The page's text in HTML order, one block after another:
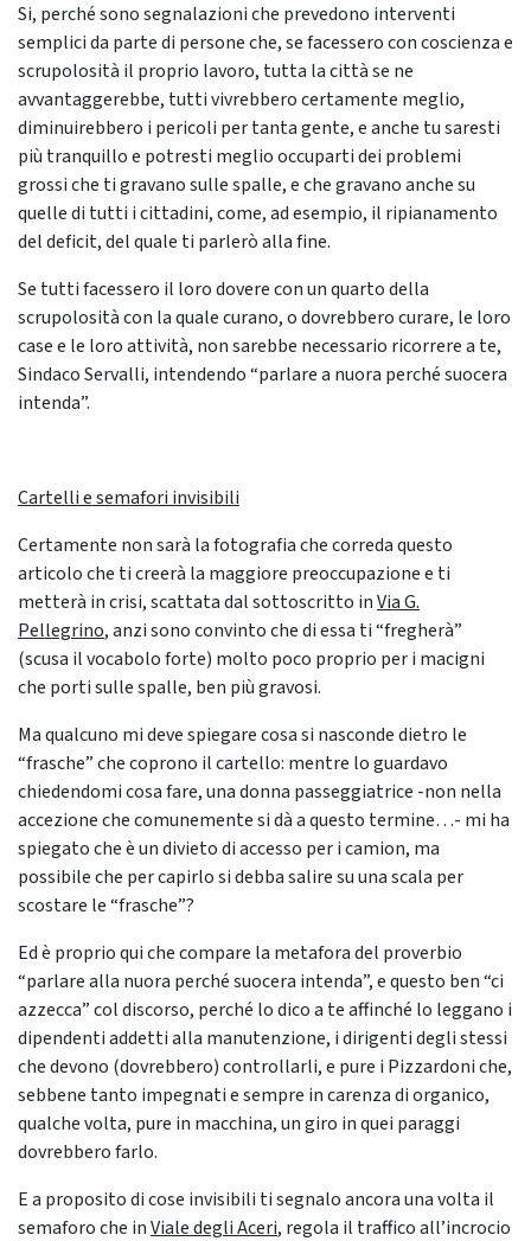
Si, perché sono segnalazioni che prevedono interventi
semplici da parte di persone che, se facessero con coscienza e
scrupolosità il proprio lavoro, tutta la città se ne
avvantaggerebbe, tutti vivrebbero certamente meglio,
diminuirebbero i pericoli per tanta gente, e anche tu saresti
più tranquillo e potresti meglio occuparti dei problemi
grossi che ti gravano sulle spalle, e che gravano anche su
quelle di tutti i cittadini, come, ad esempio, il ripianamento
del deficit, del quale ti parlerò alla fine.
Se tutti facessero il loro dovere con un quarto della
scrupolosità con la quale curano, o dovrebbero curare, le loro
case e le loro attività, non sarebbe necessario ricorrere a te,
Sindaco Servalli, intendendo “parlare a nuora perché suocera
intenda”.
Cartelli e semafori invisibili
Certamente non sarà la fotografia che correda questo
articolo che ti creerà la maggiore preoccupazione e ti
metterà in crisi, scattata dal sottoscritto inVia G.
Pellegrino, anzi sono convinto che di essa ti “fregherà”
(scusa il vocabolo forte) molto poco proprio per i macigni
che porti sulle spalle, ben più gravosi.
Ma qualcuno mi deve spiegare cosa si nasconde dietro le
“frasche” che coprono il cartello: mentre lo guardavo
chiedendomi cosa fare, una donna passeggiatrice -non nella
accezione che comunemente si dà a questo termine…- mi ha
spiegato che è un divieto di accesso per i camion, ma
possibile che per capirlo si debba salire su una scala per
scostare le “frasche”?
Ed è proprio qui che compare la metafora del proverbio
“parlare alla nuora perché suocera intenda”, e questo ben “ci
azzecca” col discorso, perché lo dico a te affinché lo leggano i
dipendenti addetti alla manutenzione, i dirigenti degli stessi
che devono (dovrebbero) controllarli, e pure i Pizzardoni che,
sebbene tanto impegnati e sempre in carenza di organico,
qualche volta, pure in macchina, un giro in quei paraggi
dovrebbero farlo.
E a proposito di cose invisibili ti segnalo ancora una volta il
semaforo che inViale degli Aceri, regola il traffico all’incrocio